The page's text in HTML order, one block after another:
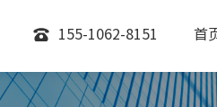
155-1062-8151 首